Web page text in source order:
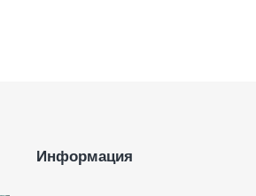
Информация